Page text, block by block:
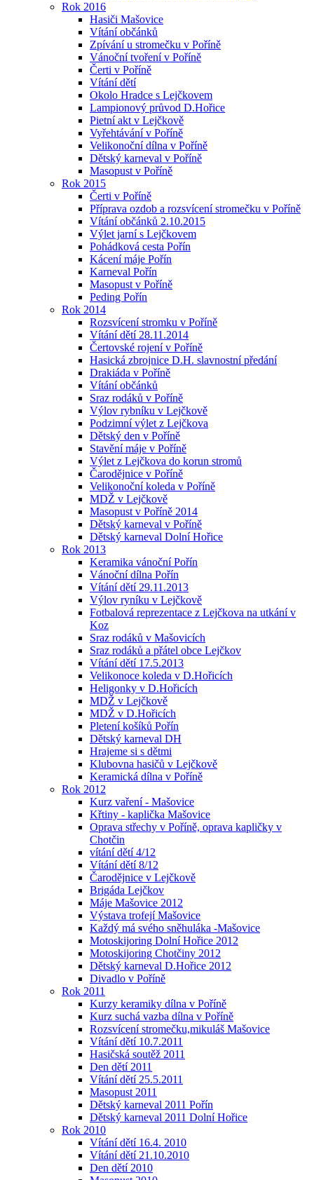
Rok 2016
Hasiči Mašovice
Vítání občánků
Zpívání u stromečku v Poříně
Vánoční tvoření v Poříně
Čerti v Poříně
Vítání dětí
Okolo Hradce s Lejčkovem
Lampionový průvod D.Hořice
Pietní akt v Lejčkově
Vyřehtávání v Poříně
Velikonoční dílna v Poříně
Dětský karneval v Poříně
Masopust v Poříně
Rok 2015
Čerti v Poříně
Příprava ozdob a rozsvícení stromečku v Poříně
Vítání občánků 2.10.2015
Výlet jarní s Lejčkovem
Pohádková cesta Pořín
Kácení máje Pořín
Karneval Pořín
Masopust v Poříně
Peding Pořín
Rok 2014
Rozsvícení stromku v Poříně
Vítání dětí 28.11.2014
Čertovské rojení v Poříně
Hasická zbrojnice D.H. slavnostní předání
Drakiáda v Poříně
Vítání občánků
Sraz rodáků v Poříně
Výlov rybníku v Lejčkově
Podzimní výlet z Lejčkova
Dětský den v Poříně
Stavění máje v Poříně
Výlet z Lejčkova do korun stromů
Čarodějnice v Poříně
Velikonoční koleda v Poříně
MDŽ v Lejčkově
Masopust v Poříně 2014
Dětský karneval v Poříně
Dětský karneval Dolní Hořice
Rok 2013
Keramika vánoční Pořín
Vánoční dílna Pořín
Vítání dětí 29.11.2013
Výlov ryníku v Lejčkově
Fotbalová reprezentace z Lejčkova na utkání v
Koz
Sraz rodáků v Mašovicích
Sraz rodáků a přátel obce Lejčkov
Vítání dětí 17.5.2013
Velikonoce koleda v D.Hořicích
Heligonky v D.Hořicích
MDŽ v Lejčkově
MDŽ v D.Hořicích
Pletení košíků Pořín
Dětský karneval DH
Hrajeme si s dětmi
Klubovna hasičů v Lejčkově
Keramická dílna v Poříně
Rok 2012
Kurz vaření - Mašovice
Křtiny - kaplička Mašovice
Oprava střechy v Poříně, oprava kapličky v
Chotčin
vítání dětí 4/12
Vítání dětí 8/12
Čarodějnice v Lejčkově
Brigáda Lejčkov
Máje Mašovice 2012
Výstava trofejí Mašovice
Každý má svého sněhuláka -Mašovice
Motoskijoring Dolní Hořice 2012
Motoskijoring Chotčiny 2012
Dětský karneval D.Hořice 2012
Divadlo v Poříně
Rok 2011
Kurzy keramiky dílna v Poříně
Kurz suchá vazba dílna v Poříně
Rozsvícení stromečku,mikuláš Mašovice
Vítání dětí 10.7.2011
Hasičská soutěž 2011
Den dětí 2011
Vítání dětí 25.5.2011
Masopust 2011
Dětský karneval 2011 Pořín
Dětský karneval 2011 Dolní Hořice
Rok 2010
Vítání dětí 16.4. 2010
Vítání dětí 21.10.2010
Den dětí 2010